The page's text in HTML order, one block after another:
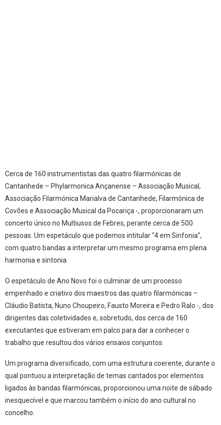
Cerca de 160 instrumentistas das quatro filarmónicas de
Cantanhede – Phylarmonica Ançanense – Associação Musical,
Associação Filarmónica Marialva de Cantanhede, Filarmónica de
Covões e Associação Musical da Pocariça -, proporcionaram um
concerto único no Multiusos de Febres, perante cerca de 500
pessoas. Um espetáculo que podemos intitular “4 em Sinfonia”,
com quatro bandas a interpretar um mesmo programa em plena
harmonia e sintonia.
O espetáculo de Ano Novo foi o culminar de um processo
empenhado e criativo dos maestros das quatro filarmónicas –
Cláudio Batista, Nuno Choupeiro, Fausto Moreira e Pedro Ralo -, dos
dirigentes das coletividades e, sobretudo, dos cerca de 160
executantes que estiveram em palco para dar a conhecer o
trabalho que resultou dos vários ensaios conjuntos.
Um programa diversificado, com uma estrutura coerente, durante o
qual pontuou a interpretação de temas cantados por elementos
ligados às bandas filarmónicas, proporcionou uma noite de sábado
inesquecível e que marcou também o início do ano cultural no
concelho.